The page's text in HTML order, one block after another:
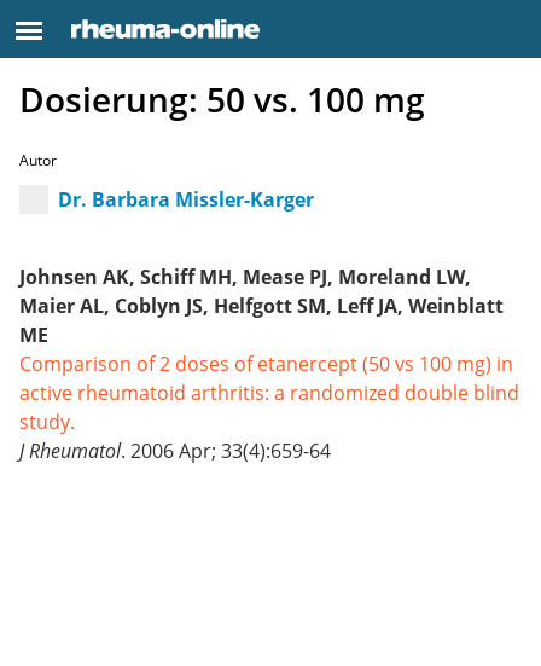
Dosierung: 50 vs. 100 mg
Autor
Dr. Barbara Missler-Karger
Johnsen AK, Schiff MH, Mease PJ, Moreland LW,
Maier AL, Coblyn JS, Helfgott SM, Leff JA, Weinblatt
ME
Comparison of 2 doses of etanercept (50 vs 100 mg) in
active rheumatoid arthritis: a randomized double blind
study.
J Rheumatol. 2006 Apr; 33(4):659-64